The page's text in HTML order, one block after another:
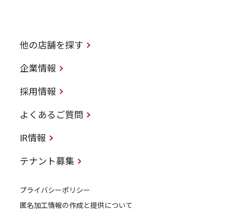
他の店舗を探す
企業情報
採用情報
よくあるご質問
IR情報
テナント募集
プライバシーポリシー
匿名加工情報の作成と提供について